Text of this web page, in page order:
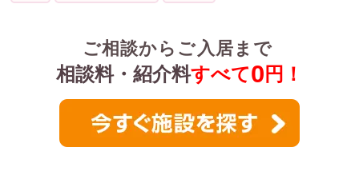
ご相談からご入居まで
相談料・紹介料すべて0 円！